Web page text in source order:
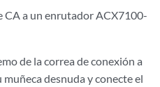
CA a un enrutador ACX7100-
de la correa de conexión a
desnuda y conecte el